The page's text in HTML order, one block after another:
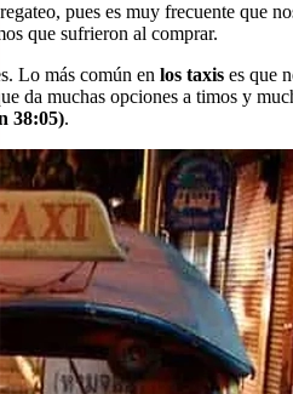
pues es muy frecuente que
que sufrieron al comprar.
Lo más común en los taxis es que
da muchas opciones a timos y
38:05).